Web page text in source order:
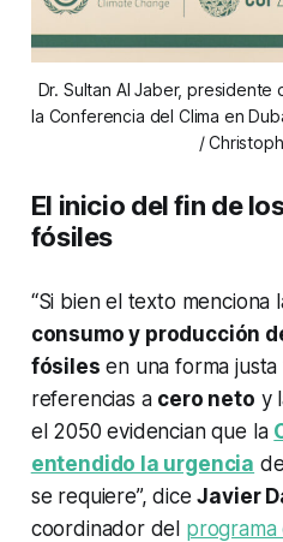
Dr. Sultan Al Jaber,
la Conferencia del Clima en
/
El inicio del fin de
fósiles
“Si bien el texto menciona
consumo y producción
fósiles en una forma
referencias a cero neto y
el 2050 evidencian que la
entendido la urgencia
se requiere”, diceJavier
coordinador del programa